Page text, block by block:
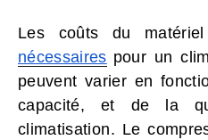
Les coûts du
nécessaires pour un
peuvent varier en
capacité, et de la
climatisation. Le